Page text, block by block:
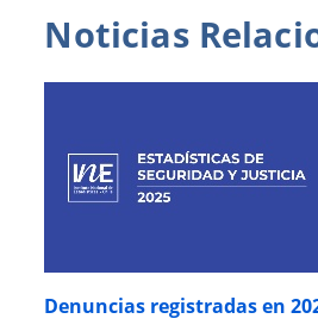
Noticias
Denuncias registradas en